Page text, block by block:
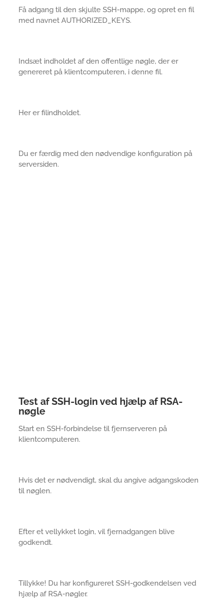
Få adgang til den skjulte SSH-mappe, og opret en fil
med navnet AUTHORIZED_KEYS.
Indsæt indholdet af den offentlige nøgle, der er
genereret på klientcomputeren, i denne fil.
Her er filindholdet.
Du er færdig med den nødvendige konfiguration på
serversiden.
Test af SSH-login ved hjælp af RSA-
nøgle
Start en SSH-forbindelse til fjernserveren på
klientcomputeren.
Hvis det er nødvendigt, skal du angive adgangskoden
til nøglen.
Efter et vellykket login, vil fjernadgangen blive
godkendt.
Tillykke! Du har konfigureret SSH-godkendelsen ved
hjælp af RSA-nøgler.